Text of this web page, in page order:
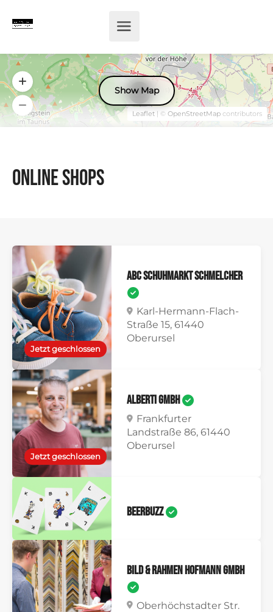
Online Shops
Jetzt geschlossen
Abc Schuhmarkt Schmelcher
Karl-Hermann-Flach-
Straße 15, 61440
Oberursel
Jetzt geschlossen
Alberti GmbH
Frankfurter
Landstraße 86, 61440
Oberursel
BeerBuzz
Bild & Rahmen Hofmann GmbH
Oberhöchstadter Str.
39
Leaflet | © OpenStreetMap contributors
Show Map